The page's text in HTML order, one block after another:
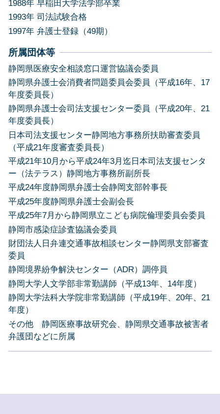
1988年 早稲田大学法学部卒業
1993年 司法試験合格
1997年 弁護士登録（49期）
所属団体等
静岡県医療安全相談窓口運営協議会委員
静岡県弁護士会消費者問題委員会委員（平成16年、17
年度委員長）
静岡県弁護士会司法支援センター委員（平成20年、21
年度委員長）
日本司法支援センター静岡地方事務所扶助審査委員
（平成21年度審査委員長）
平成21年10月から平成24年3月迄日本司法支援センタ
ー（法テラス）静岡地方事務所副所長
平成24年度静岡県弁護士会静岡支部幹事長
平成25年度静岡県弁護士会副会長
平成25年7月から静岡県立こども病院倫理委員会委員
静岡市感染症診査協議会委員
財団法人日弁連交通事故相談センター静岡県支部審査
委員
静岡境界紛争解決センター（ADR）調停員
静岡大学人文学部非常勤講師（平成13年、14年度）
静岡大学法科大学院非常勤講師（平成19年、20年、21
年度）
その他 静岡医療事故研究会、静岡県交通事故被害者
弁護団などに所属